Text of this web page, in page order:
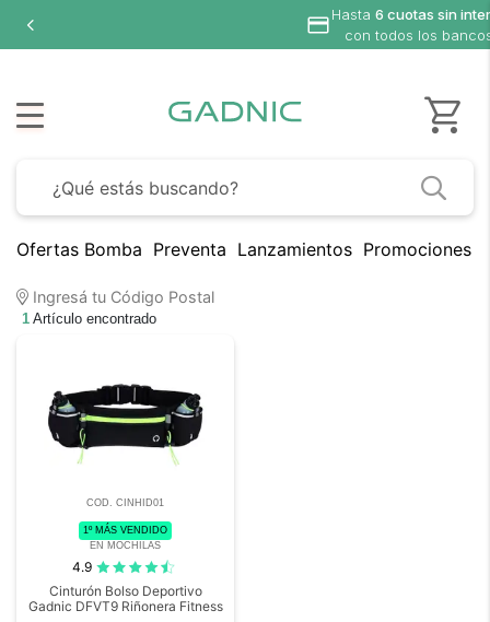
Hasta 6 cuotas sin
con todos los
Ofertas Bomba Preventa Lanzamientos Promociones
Ingresá tu Código Postal
1 Artículo encontrado
COD. CINHID01
1º MÁS VENDIDO
EN MOCHILAS
4.9
Cinturón Bolso Deportivo
Gadnic DFVT9 Riñonera Fitness